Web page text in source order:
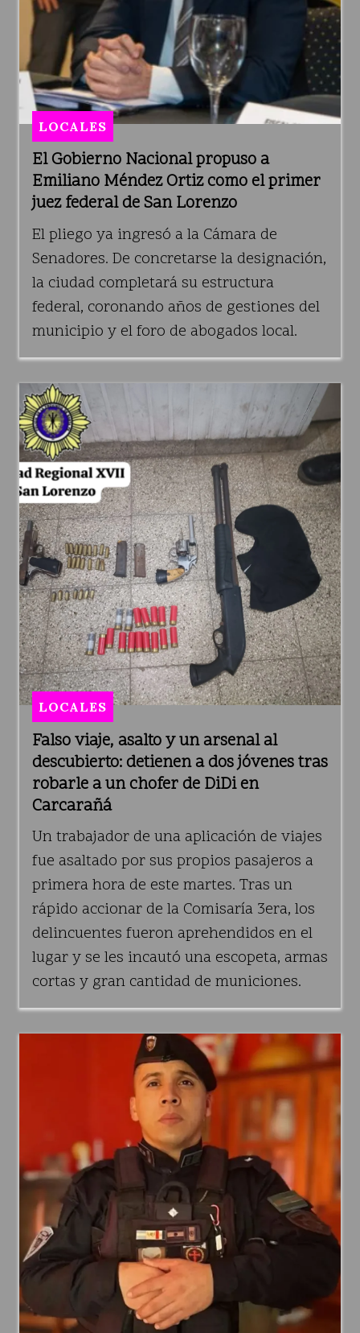
El Gobierno Nacional propuso a
Emiliano Méndez Ortiz como el primer
juez federal de San Lorenzo
LOCALES
El pliego ya ingresó a la Cámara de
Senadores. De concretarse la designación,
la ciudad completará su estructura
federal, coronando años de gestiones del
municipio y el foro de abogados local.
Falso viaje, asalto y un arsenal al
descubierto: detienen a dos jóvenes tras
robarle a un chofer de DiDi en
Carcarañá
LOCALES
Un trabajador de una aplicación de viajes
fue asaltado por sus propios pasajeros a
primera hora de este martes. Tras un
rápido accionar de la Comisaría 3era, los
delincuentes fueron aprehendidos en el
lugar y se les incautó una escopeta, armas
cortas y gran cantidad de municiones.